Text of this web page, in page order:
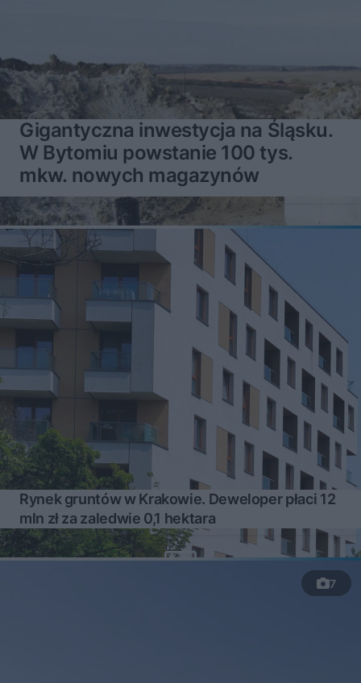
Gigantyczna inwestycja na Śląsku.
W Bytomiu powstanie 100 tys.
mkw. nowych magazynów
Rynek gruntów w Krakowie. Deweloper płaci 12
mln zł za zaledwie 0,1 hektara
7